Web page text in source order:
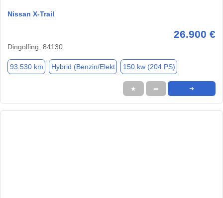
Nissan X-Trail
26.900 €
Dingolfing, 84130
93.530 km Hybrid (Benzin/Elekt 150 kw (204 PS)
★ ➦ ➜